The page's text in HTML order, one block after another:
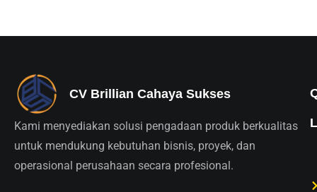
CV Brillian Cahaya Sukses
Kami menyediakan solusi pengadaan produk berkualitas
untuk mendukung kebutuhan bisnis, proyek, dan
operasional perusahaan secara profesional.